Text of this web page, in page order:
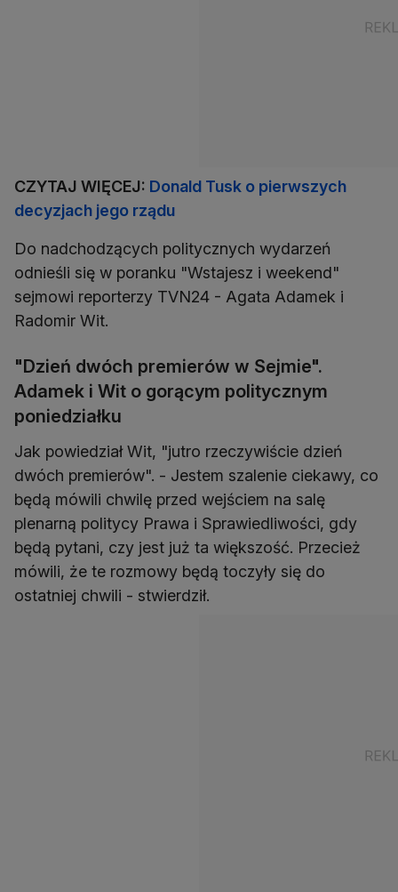
CZYTAJ WIĘCEJ: Donald Tusk o pierwszych
decyzjach jego rządu
Do nadchodzących politycznych wydarzeń
odnieśli się w poranku "Wstajesz i weekend"
sejmowi reporterzy TVN24 - Agata Adamek i
Radomir Wit.
"Dzień dwóch premierów w Sejmie".
Adamek i Wit o gorącym politycznym
poniedziałku
Jak powiedział Wit, "jutro rzeczywiście dzień
dwóch premierów". - Jestem szalenie ciekawy, co
będą mówili chwilę przed wejściem na salę
plenarną politycy Prawa i Sprawiedliwości, gdy
będą pytani, czy jest już ta większość. Przecież
mówili, że te rozmowy będą toczyły się do
ostatniej chwili - stwierdził.